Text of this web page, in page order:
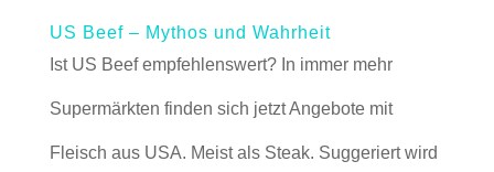
US Beef – Mythos und Wahrheit
Ist US Beef empfehlenswert? In immer mehr
Supermärkten finden sich jetzt Angebote mit
Fleisch aus USA. Meist als Steak. Suggeriert wird